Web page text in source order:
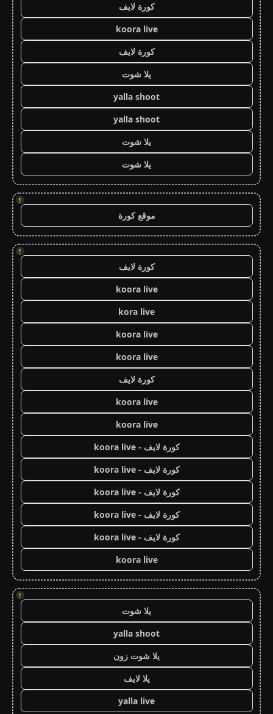
كورة لايف
koora live
كورة لايف
يلا شوت
yalla shoot
yalla shoot
يلا شوت
يلا شوت
!
موقع كورة
!
كورة لايف
koora live
kora live
koora live
koora live
كورة لايف
koora live
koora live
كورة لايف - koora live
كورة لايف - koora live
كورة لايف - koora live
كورة لايف - koora live
كورة لايف - koora live
koora live
!
يلا شوت
yalla shoot
يلا شوت زون
يلا لايف
yalla live